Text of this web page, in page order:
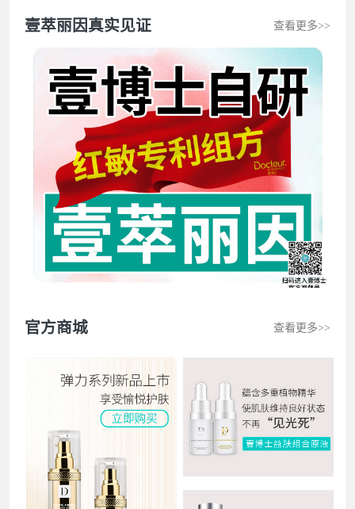
洛画 发表壹圈：已经回购不知道多少次了
李田英 发表壹圈：一觉得不舒服就用益生菌，效果杠杠的
我是吖倩 发表壹圈：已成团宠，全家都在用..
十一 发表壹圈：一个干敏皮用了几年壹博士，皮肤已经妥妥地正
常啦！每天雷打不用的一件事就是护肤
胖小娜 发表壹圈：晚上涂上，早脸还是软软的
123木头人 发发表壹圈：意肤系列产品，给五星都嫌少了！
冰阔 发表壹圈：不涂隔离乳就像在裸奔
茵茵 发表壹圈：朋友推荐的国货之光，大好用了！
橙子 发表壹圈：对皮肤不好的人简直大友善了！
Yan 发表壹圈：用着温和亲肤，护肤效果也没得说
大熊 发表壹圈：母胎自带的鸡皮疙瘩好像被磨皮了
木木花 发表壹圈：换季再也不干敏了，会一直用
壹萃丽因真实见证 查看更多>>
官方商城 查看更多>>